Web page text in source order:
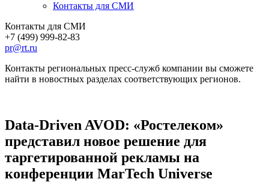
Контакты для СМИ
Контакты для СМИ
+7 (499) 999-82-83
pr@rt.ru
Контакты региональных пресс-служб компании вы сможете
найти в новостных разделах соответствующих регионов.
Data-Driven AVOD: «Ростелеком»
представил новое решение для
таргетированной рекламы на
конференции MarTech Universe